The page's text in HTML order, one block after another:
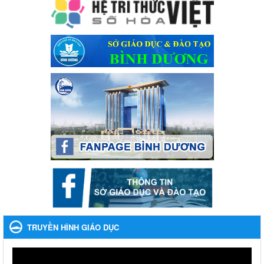
Ngày ban hành: 04/03/2024
Kế hoạch Triển khai công tác tuyên truyền, đảm bảo trật tự,
an toàn giao thông năm 2024 tại các cơ sở giáo dục trên địa
bàn thị xã Bến Cát
Kế hoạch Triển khai công tác tuyên truyền, đảm bảo trật tự, an
toàn giao thông năm 2024 tại các cơ sở giáo dục trên địa bàn thị
Ngày ban hành: 04/03/2024
Kế hoạch thực hiện Chỉ thị số 16/CT-TTg ngày 27/05/2023
của Thủ tướng Chính phủ về tăng cường phòng ngừa, đấu
tranh tội phạm, vi phạm pháp luật liên quan đến hoạt động
tổ chức đánh bạc và đánh bạc
Kế hoạch thực hiện Chỉ thị số 16/CT-TTg ngày 27/05/2023 của
Thủ tướng Chính phủ về tăng cường phòng ngừa, đấu tranh tội
phạm, vi phạm pháp luật liên quan đến hoạt động tổ chức đánh
bạc và đánh bạc
Ngày ban hành: 04/03/2024
Kế hoạch Tổ chức Hội trại truyền thống học sinh thị xã Bến
TRUYỀN HÌNH GIÁO DỤC